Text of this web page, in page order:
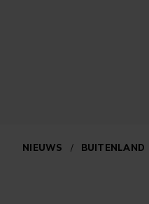
NIEUWS / BUITENLAND